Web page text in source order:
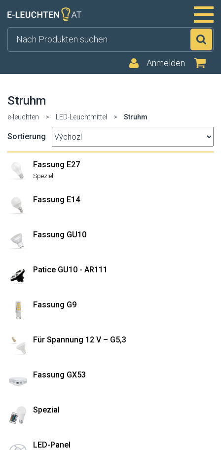
Anmelden
Struhm
e-leuchten > LED-Leuchtmittel > Struhm
Sortierung
Fassung E27
Speziell
Fassung E14
Fassung GU10
Patice GU10 - AR111
Fassung G9
Für Spannung 12 V – G5,3
Fassung GX53
Spezial
LED-Panel